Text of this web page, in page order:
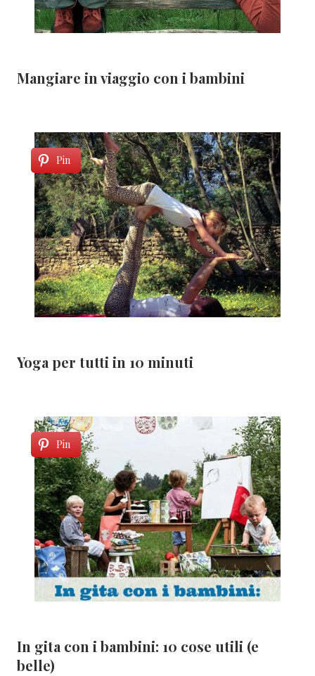
Mangiare in viaggio con i bambini
Pin
Yoga per tutti in 10 minuti
Pin
In gita con i bambini: 10 cose utili (e
belle)